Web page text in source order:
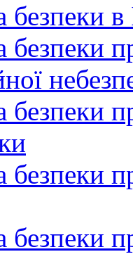
в
безпеки
безпеки